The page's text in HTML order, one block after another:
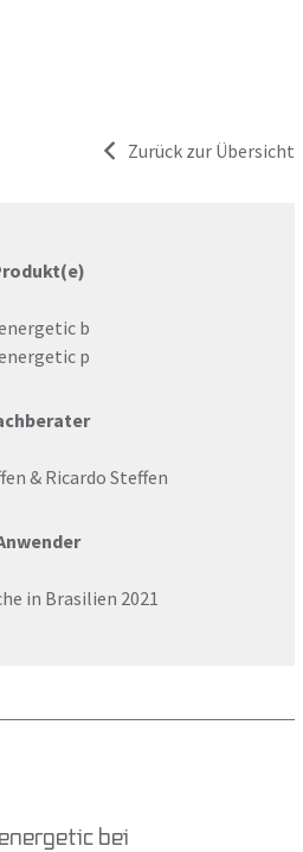
Zurück zur Übersicht
b
p
& Ricardo Steffen
in Brasilien 2021
bei